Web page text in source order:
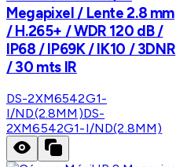
Megapixel / Lente 2.8 mm
/ H.265+ / WDR 120 dB /
IP68 / IP69K / IK10 / 3DNR
/ 30 mts IR
DS-2XM6542G1-
I/ND(2.8MM)DS-
2XM6542G1-I/ND(2.8MM)